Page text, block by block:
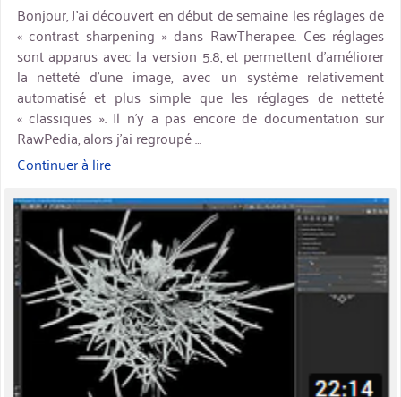
Bonjour, J’ai découvert en début de semaine les réglages de
« contrast sharpening » dans RawTherapee. Ces réglages
sont apparus avec la version 5.8, et permettent d’améliorer
la netteté d’une image, avec un système relativement
automatisé et plus simple que les réglages de netteté
« classiques ». Il n’y a pas encore de documentation sur
RawPedia, alors j’ai regroupé …
Continuer à lire« RawTherapee
contrast
sharpening
(netteté) »
miniature